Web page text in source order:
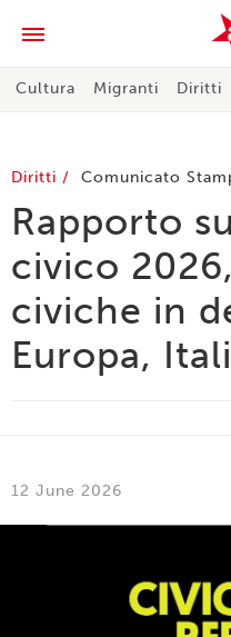
Cultura Migranti Diritti
Diritti Comunicato
Rapporto
civico
civiche in
Europa,
12 June 2026